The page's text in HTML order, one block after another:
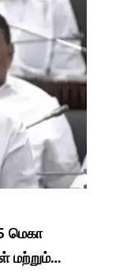
மெகா
மற்றும்